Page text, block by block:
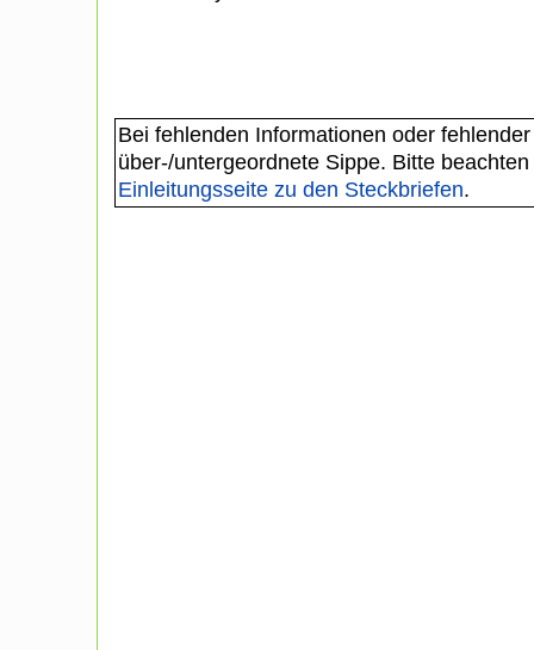
Bei fehlenden Informationen oder
über-/untergeordnete Sippe. Bitte
Einleitungsseite zu den Steckbriefen.